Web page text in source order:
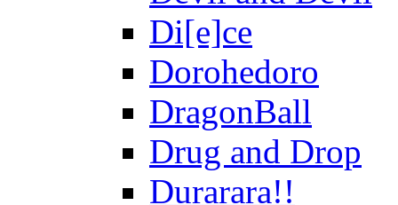
Di[e]ce
Dorohedoro
DragonBall
Drug and Drop
Durarara!!